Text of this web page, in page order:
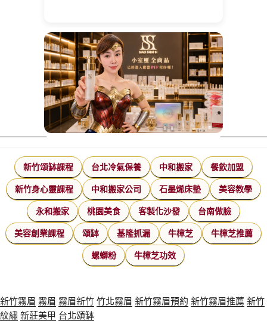
新竹頌缽課程 台北冷氣保養 中和搬家 餐飲加盟
新竹身心靈課程 中和搬家公司 石墨烯床墊 美容教學
永和搬家 桃園美食 客製化沙發 台南做臉
美容創業課程 頌缽 基隆抓漏 牛樟芝 牛樟芝推薦
螺螄粉 牛樟芝功效
新竹霧眉 霧眉 霧眉新竹竹北霧眉 新竹霧眉預約 新竹霧眉推薦 新竹
紋繡新莊美甲 台北頌缽